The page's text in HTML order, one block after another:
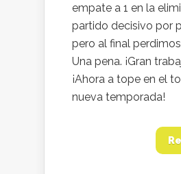
empate a 1 en la
partido decisivo por
pero al final
Una pena. ¡Gran
¡Ahora a tope en el
nueva temporada!